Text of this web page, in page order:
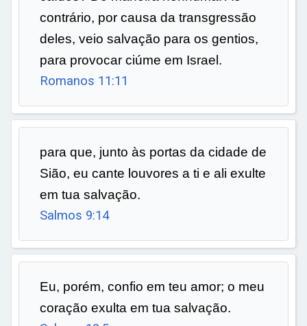
contrário, por causa da transgressão
deles, veio salvação para os gentios,
para provocar ciúme em Israel.
Romanos 11:11
para que, junto às portas da cidade de
Sião, eu cante louvores a ti e ali exulte
em tua salvação.
Salmos 9:14
Eu, porém, confio em teu amor; o meu
coração exulta em tua salvação.